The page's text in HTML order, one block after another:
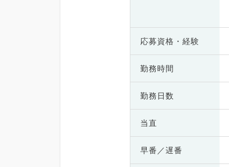
応募資格・ 経験
勤務時間
勤務日数
当直
早番／遅番